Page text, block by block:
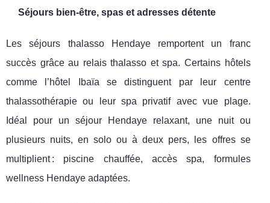
Séjours bien-être, spas et adresses détente
Les séjours thalasso Hendaye remportent un franc
succès grâce au relais thalasso et spa. Certains hôtels
comme l’hôtel Ibaïa se distinguent par leur centre
thalassothérapie ou leur spa privatif avec vue plage.
Idéal pour un séjour Hendaye relaxant, une nuit ou
plusieurs nuits, en solo ou à deux pers, les offres se
multiplient : piscine chauffée, accès spa, formules
wellness Hendaye adaptées.